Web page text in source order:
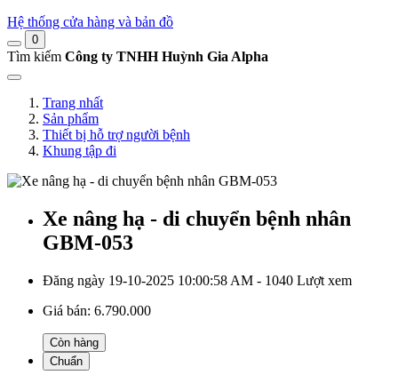
Hệ thống cửa hàng và bản đồ
0
Tìm kiếm Công ty TNHH Huỳnh Gia Alpha
Trang nhất
Sản phẩm
Thiết bị hỗ trợ người bệnh
Khung tập đi
Xe nâng hạ - di chuyển bệnh nhân
GBM-053
Đăng ngày 19-10-2025 10:00:58 AM - 1040 Lượt xem
Giá bán: 6.790.000
Còn hàng
Chuẩn